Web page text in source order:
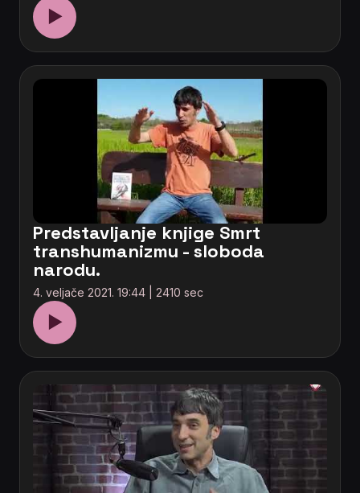
▶
Predstavljanje knjige Smrt
transhumanizmu - sloboda
narodu.
4. veljače 2021. 19:44 | 2410 sec
▶